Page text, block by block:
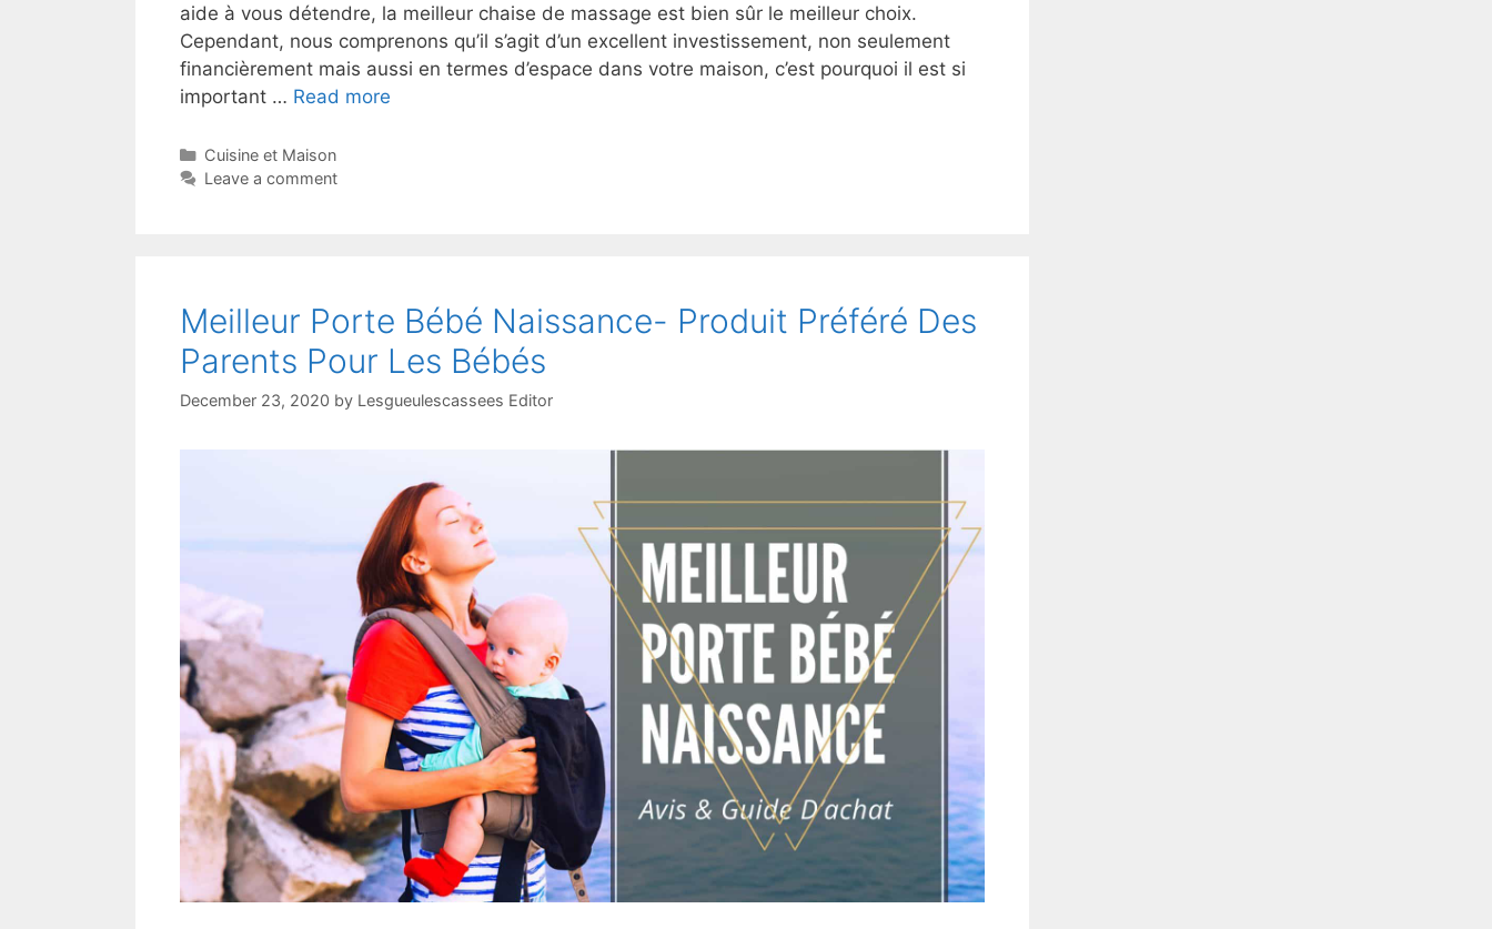
aide à vous détendre, la meilleur chaise de massage est bien sûr le meilleur choix.
Cependant, nous comprenons qu’il s’agit d’un excellent investissement, non seulement
financièrement mais aussi en termes d’espace dans votre maison, c’est pourquoi il est si
important … Read more
Cuisine et Maison
Leave a comment
Meilleur Porte Bébé Naissance- Produit Préféré Des
Parents Pour Les Bébés
December 23, 2020 by Lesgueulescassees Editor